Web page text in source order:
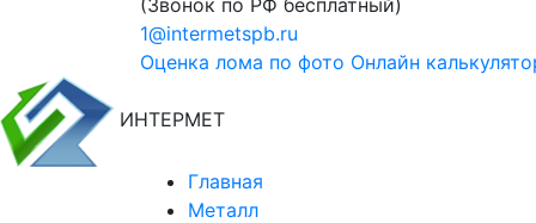
(Звонок по РФ бесплатный)
1@intermetspb.ru
Оценка лома по фото Онлайн
ИНТЕРМЕТ
Главная
Металл